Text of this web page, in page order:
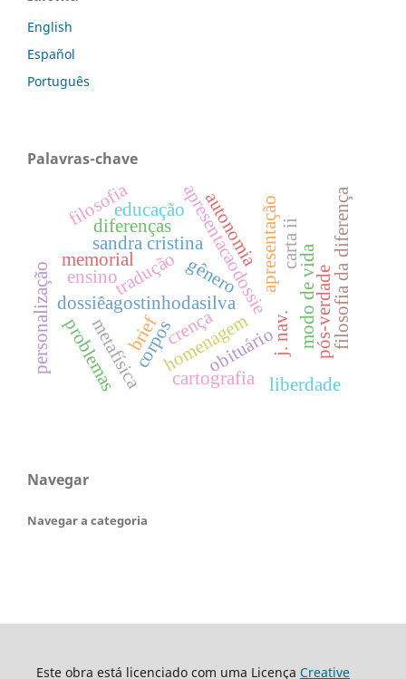
English
Español
Português
Palavras-chave
apresentação
dossiêagostinhodasilva
apresentacaodossie
tradução
brief j. nav.
carta ii
sandra cristina
obituário
homenagem
memorial
diferenças
corpos
filosofia
metafísica
modo de vida
educação
personalização pós-verdade
crença
cartografia
filosofia da diferença
gênero
autonomia
liberdade
ensino
problemas
Navegar
Navegar a categoria
Este obra está licenciado com uma Licença Creative